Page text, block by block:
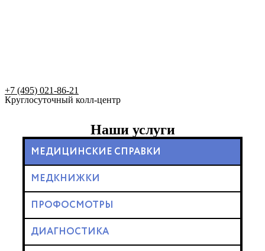
+7 (495) 021-86-21
Круглосуточный колл-центр
Наши услуги
МЕДИЦИНСКИЕ СПРАВКИ
МЕДКНИЖКИ
ПРОФОСМОТРЫ
ДИАГНОСТИКА